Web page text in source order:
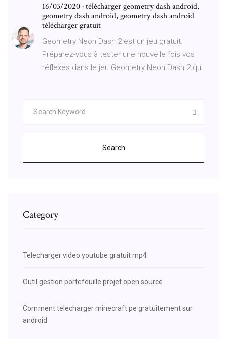
16/03/2020 · télécharger geometry dash android,
geometry dash android, geometry dash android
télécharger gratuit
Geometry Neon Dash 2 est un jeu gratuit.
Préparez-vous à tester une nouvelle fois vos
réflexes dans le jeu Geometry Neon Dash 2 qui
Search
Category
Telecharger video youtube gratuit mp4
Outil gestion portefeuille projet open source
Comment telecharger minecraft pe gratuitement sur
android